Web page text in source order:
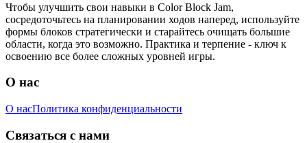
Чтобы улучшить свои навыки в Color Block Jam,
сосредоточьтесь на планировании ходов наперед, используйте
формы блоков стратегически и старайтесь очищать большие
области, когда это возможно. Практика и терпение - ключ к
освоению все более сложных уровней игры.
О нас
О насПолитика конфиденциальности
Связаться с нами